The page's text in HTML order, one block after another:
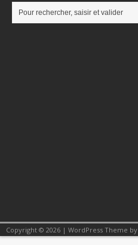
Copyright © 2026 | WordPress Theme by